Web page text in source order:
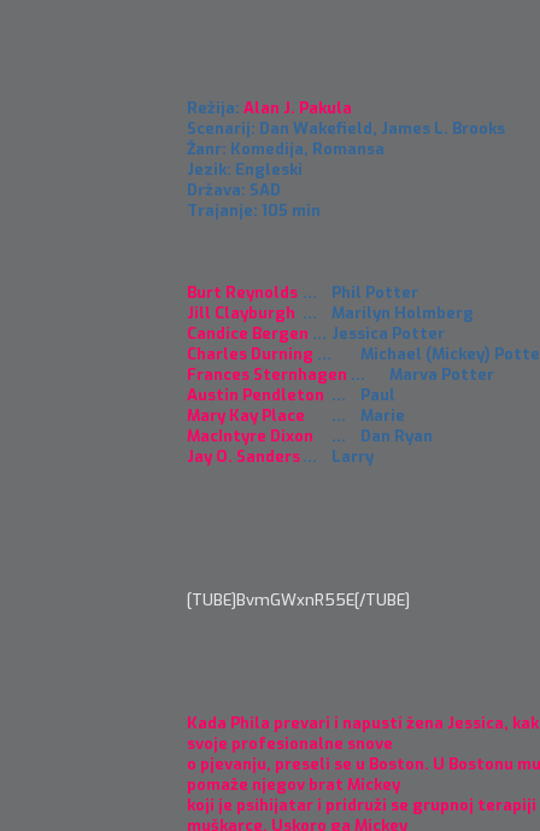
Režija: Alan J. Pakula
Scenarij: Dan Wakefield, James L. Brooks
Žanr: Komedija, Romansa
Jezik: Engleski
Država: SAD
Trajanje: 105 min
Burt Reynolds ...
Phil Potter
Jill Clayburgh ...
Marilyn Holmberg
Candice Bergen ... Jessica Potter
Charles Durning ...
Michael (Mickey)
Frances Sternhagen ...
Marva Potter
Austin Pendleton ...
Paul
Mary Kay Place
...
Marie
MacIntyre Dixon
...
Dan Ryan
Jay O. Sanders... Larry
[TUBE]BvmGWxnR55E[/TUBE]
Kada Phila prevari i napusti žena Jessica,
svoje profesionalne snove
o pjevanju, preseli se u Boston. U Bostonu
pomaže njegov brat Mickey
koji je psihijatar i pridruži se grupnoj terapiji
muškarce. Uskoro ga Mickey